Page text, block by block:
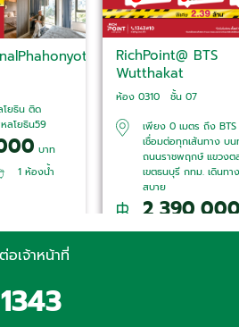
ยธิน ติด
ลโยธิน59
บาท
1 ห้องน้ำ
สนใจห้องนี้
RichPoint@ BTS
Wutthakat
ห้อง 0310 ชั้น 07
เพียง 0 เมตร ถึง
เชื่อมต่อทุกเส้นทาง บน
ถนนราชพฤกษ์ แขวง
เขตธนบุรี กทม. เดินทา
สบาย
2,390,000
1 ห้องนอน
1
อเจ้าหน้าที่
1343